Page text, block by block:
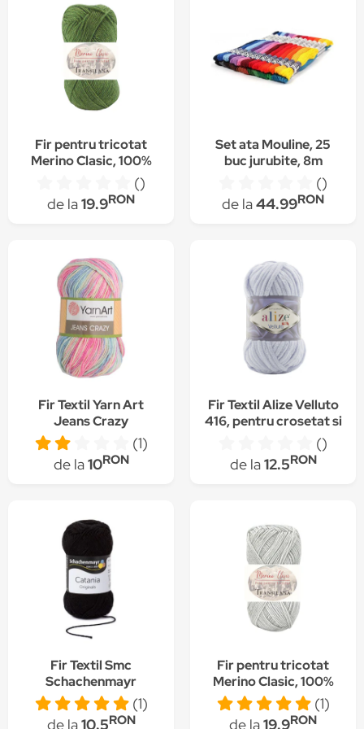
Fir pentru tricotat
Merino Clasic, 100%
lana merinos, culoare
C5100, 100 g, 280 m
()
de la19.9RON
Set ata Mouline, 25
buc jurubite, 8m
lungime/buc, Puppets,
Multicolor
()
de la44.99RON
Fir Textil Yarn Art
Jeans Crazy
7205,pentru crosetat
si tricotat, bumbac,
multicolor, 160 m
(1)
de la10RON
Fir Textil Alize Velluto
416, pentru crosetat si
tricotat, acril, gri, 68
()
de la12.5RON
Fir Textil Smc
Schachenmayr
Catania 0110 pentru
crosetat si tricotat,
(1)
de la10.5RON
Fir pentru tricotat
Merino Clasic, 100%
lana merinos, culoare
C3100, 100 g, 280 m
(1)
de la19.9RON